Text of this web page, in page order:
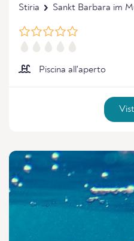
Stiria Sankt Barbara im
Piscina all'aperto